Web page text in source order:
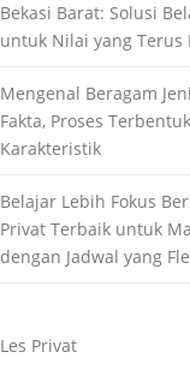
Bekasi Barat: Solusi
untuk Nilai yang Terus
Mengenal Beragam
Fakta, Proses
Karakteristik
Belajar Lebih Fokus
Privat Terbaik untuk
dengan Jadwal yang
Les Privat